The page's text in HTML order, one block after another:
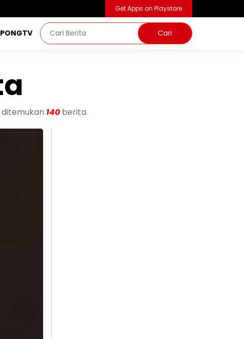
Get Apps on Playstore
ditemukan 140 berita.